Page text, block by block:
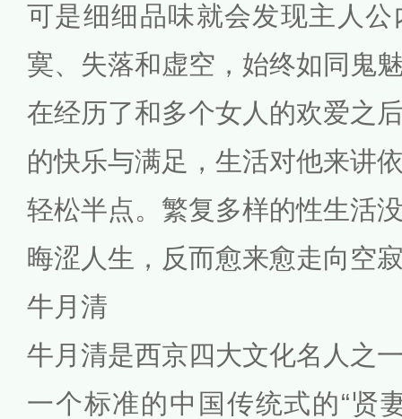
可是细细品味就会发现主人
寞、失落和虚空，始终如同鬼
在经历了和多个女人的欢爱之
的快乐与满足，生活对他来讲
轻松半点。繁复多样的性生活
晦涩人生，反而愈来愈走向空
牛月清
牛月清是西京四大文化名人之
一个标准的中国传统式的“贤